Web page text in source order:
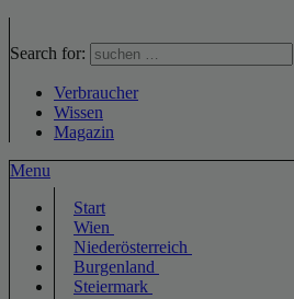
Search for:
Verbraucher
Wissen
Magazin
Menu
Start
Wien
Niederösterreich
Burgenland
Steiermark